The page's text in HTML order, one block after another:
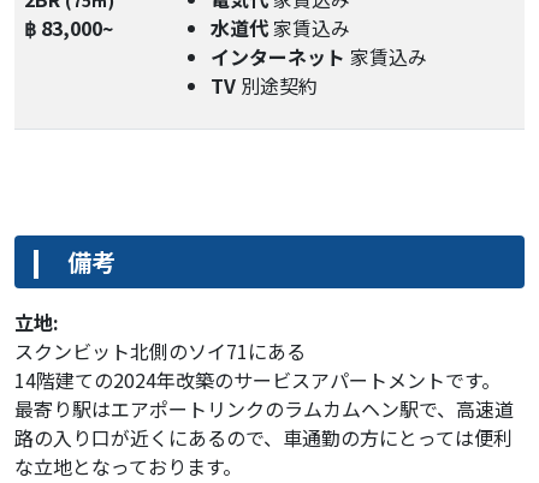
฿ 83,000~
水道代家賃込み
インターネット 家賃込み
TV 別途契約
備考
立地:
スクンビット北側のソイ71にある
14階建ての2024年改築のサービスアパートメントです。
最寄り駅はエアポートリンクのラムカムヘン駅で、高速道
路の入り口が近くにあるので、車通勤の方にとっては便利
な立地となっております。